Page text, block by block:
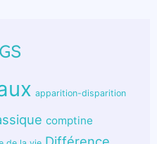
apparition-disparition
comptine